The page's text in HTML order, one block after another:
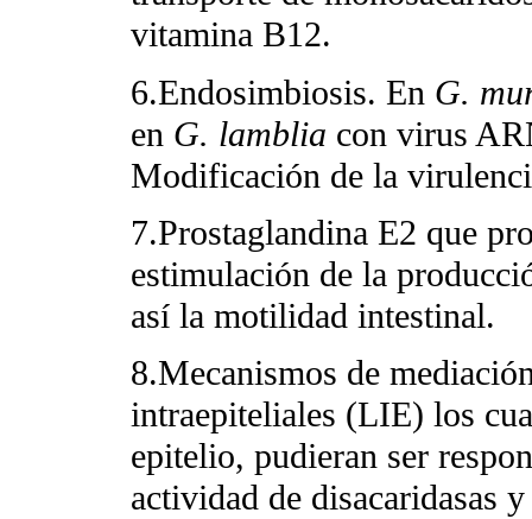
vitamina B12.
6.Endosimbiosis. En G.
en G. lamblia con virus
Modificación de la
7.Prostaglandina E2 que
estimulación de la
así la motilidad intestinal.
8.Mecanismos de
intraepiteliales (LIE) los
epitelio, pudieran ser
actividad de disacaridasas